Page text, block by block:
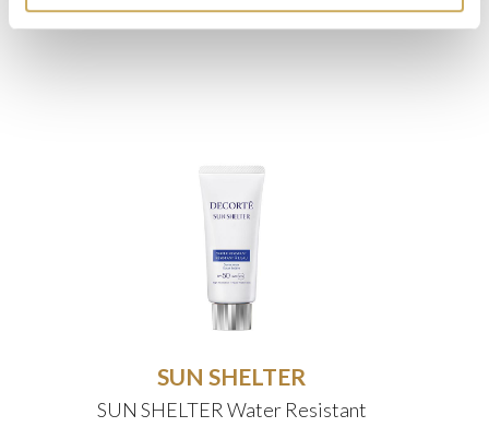
SUN SHELTER
SUN SHELTER Water Resistant